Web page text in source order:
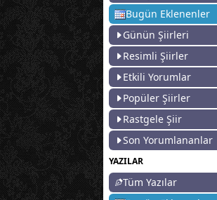
Bugün Eklenenler
Günün Şiirleri
Resimli Şiirler
Etkili Yorumlar
Popüler Şiirler
Rastgele Şiir
Son Yorumlananlar
YAZILAR
Tüm Yazılar